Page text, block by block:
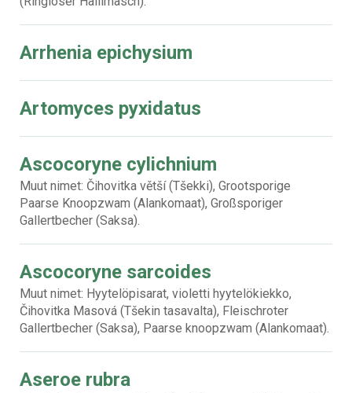
Arrhenia epichysium
Artomyces pyxidatus
Ascocoryne cylichnium
Muut nimet: Čihovitka větší (Tšekki), Grootsporige
Paarse Knoopzwam (Alankomaat), Großsporiger
Gallertbecher (Saksa).
Ascocoryne sarcoides
Muut nimet: Hyytelöpisarat, violetti hyytelökiekko,
Čihovitka Masová (Tšekin tasavalta), Fleischroter
Gallertbecher (Saksa), Paarse knoopzwam (Alankomaat).
Aseroe rubra